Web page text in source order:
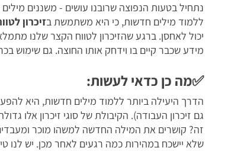
נתחיל בטעות הנפוצה שרובנו עושים - משננים
ללמוד מילים חדשות, כי היא משתמשת בזיכרון
יכול לאחסן. ברגע שהזיכרון לטווח הקצר שלנו
מידע שכבר קיים בו וידחק אותו החוצה. גם שימוש
✅מה כן כדאי לעשות:
הדרך היעילה ביותר ללמוד מילים חדשות, היא
גם זיכרון העבודה). הקיבולת של סוגי זיכרון אלו
זה? קושרים את המילה החדשה למשהו מוכר
שלא יישכח במהירות כמה רגעים לאחר מכן. יש לנו